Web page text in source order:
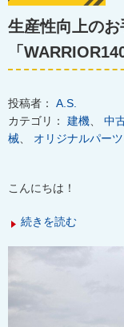
生産性向上の
「
投稿者： A.S.
カテゴリ： 建機 中
械
オリジナルパーツ
こんにちは！
続きを読む